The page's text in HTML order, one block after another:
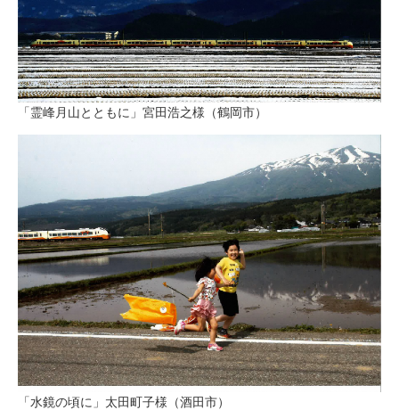
「霊峰月山とともに」宮田浩之様（鶴岡市）
「水鏡の頃に」太田町子様（酒田市）